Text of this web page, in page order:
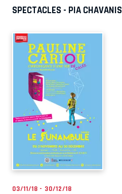
SPECTACLES - PIA CHAVANIS
03/11/18 - 30/12/18